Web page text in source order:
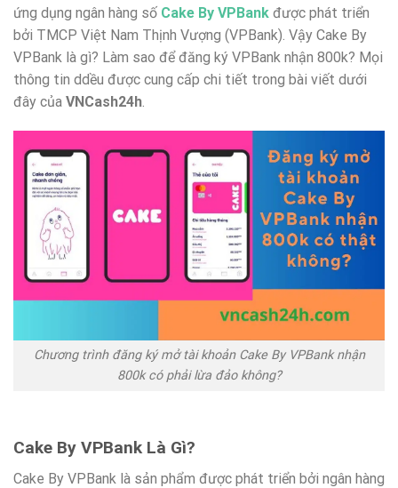
ứng dụng ngân hàng số Cake By VPBank được phát triển
bởi TMCP Việt Nam Thịnh Vượng (VPBank). Vậy Cake By
VPBank là gì? Làm sao để đăng ký VPBank nhận 800k? Mọi
thông tin ddều được cung cấp chi tiết trong bài viết dưới
đây của VNCash24h
Chương trình đăng ký mở tài khoản Cake By VPBank nhận
800k có phải lừa đảo không?
Cake By VPBank Là Gì?
Cake By VPBank là sản phẩm được phát triển bởi ngân hàng